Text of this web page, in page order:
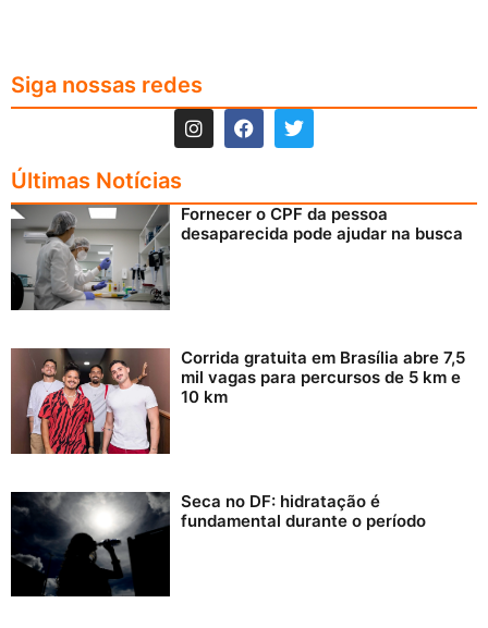
Siga nossas redes
Últimas Notícias
Fornecer o CPF da pessoa
desaparecida pode ajudar na busca
Corrida gratuita em Brasília abre 7,5
mil vagas para percursos de 5 km e
10 km
Seca no DF: hidratação é
fundamental durante o período